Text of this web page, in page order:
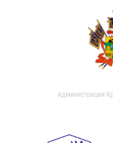
Администрация